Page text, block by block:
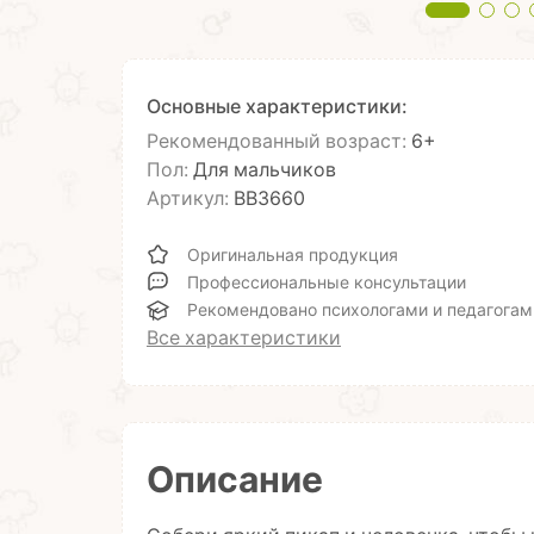
Основные характеристики:
Рекомендованный возраст: 6+
Пол: Для мальчиков
Артикул: ВВ3660
Оригинальная продукция
Профессиональные консультации
Рекомендовано психологами и
Все характеристики
Описание